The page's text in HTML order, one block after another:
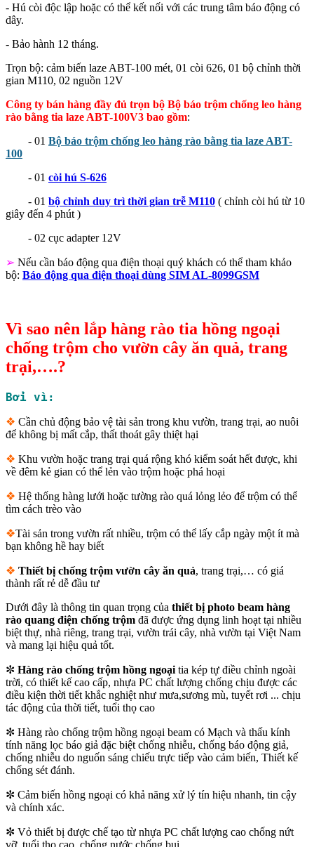
- Hú còi độc lập hoặc có thể kết nối với các trung tâm báo động có
dây.
- Bảo hành 12 tháng.
Trọn bộ: cảm biến laze ABT-100 mét, 01 còi 626, 01 bộ chỉnh thời
gian M110, 02 nguồn 12V
Công ty bán hàng đầy đủ trọn bộ Bộ báo trộm chống leo hàng
rào bằng tia laze ABT-100V3 bao gồm:
- 01 Bộ báo trộm chống leo hàng rào bằng tia laze ABT-
100
- 01 còi hú S-626
- 01 bộ chỉnh duy trì thời gian trễ M110 ( chỉnh còi hú từ 10
giây đến 4 phút )
- 02 cục adapter 12V
➢ Nếu cần báo động qua điện thoại quý khách có thể tham khảo
bộ: Báo động qua điện thoại dùng SIM AL-8099GSM
Vì sao nên lắp hàng rào tia hồng ngoại
chống trộm cho vườn cây ăn quả, trang
trại,….?
Bởi vì:
❖ Cần chủ động bảo vệ tài sản trong khu vườn, trang trại, ao nuôi
để không bị mất cắp, thất thoát gây thiệt hại
❖ Khu vườn hoặc trang trại quá rộng khó kiểm soát hết được, khi
về đêm kẻ gian có thể lẻn vào trộm hoặc phá hoại
❖ Hệ thống hàng lưới hoặc tường rào quá lỏng lẻo để trộm có thể
tìm cách trèo vào
❖Tài sản trong vườn rất nhiều, trộm có thể lấy cắp ngày một ít mà
bạn không hề hay biết
❖ Thiết bị chống trộm vườn cây ăn quả, trang trại,… có giá
thành rất rẻ dễ đầu tư
Dưới đây là thông tin quan trọng của thiết bị photo beam hàng
rào quang điện chống trộm đã được ứng dụng linh hoạt tại nhiều
biệt thự, nhà riêng, trang trại, vườn trái cây, nhà vườn tại Việt Nam
và mang lại hiệu quả tốt.
✼ Hàng rào chống trộm hồng ngoại tia kép tự điều chỉnh ngoài
trời, có thiết kế cao cấp, nhựa PC chất lượng chống chịu được các
điều kiện thời tiết khắc nghiệt như mưa,sương mù, tuyết rơi ... chịu
tác động của thời tiết, tuổi thọ cao
✼ Hàng rào chống trộm hồng ngoại beam có Mạch và thấu kính
tính năng lọc báo giả đặc biệt chống nhiễu, chống báo động giả,
chống nhiễu do nguốn sáng chiếu trực tiếp vào cảm biến, Thiết kế
chống sét đánh.
✼ Cảm biến hồng ngoại có khả năng xử lý tín hiệu nhanh, tin cậy
và chính xác.
✼ Vỏ thiết bị được chế tạo từ nhựa PC chất lượng cao chống nứt
vỡ, tuổi thọ cao, chống nước chống bụi.